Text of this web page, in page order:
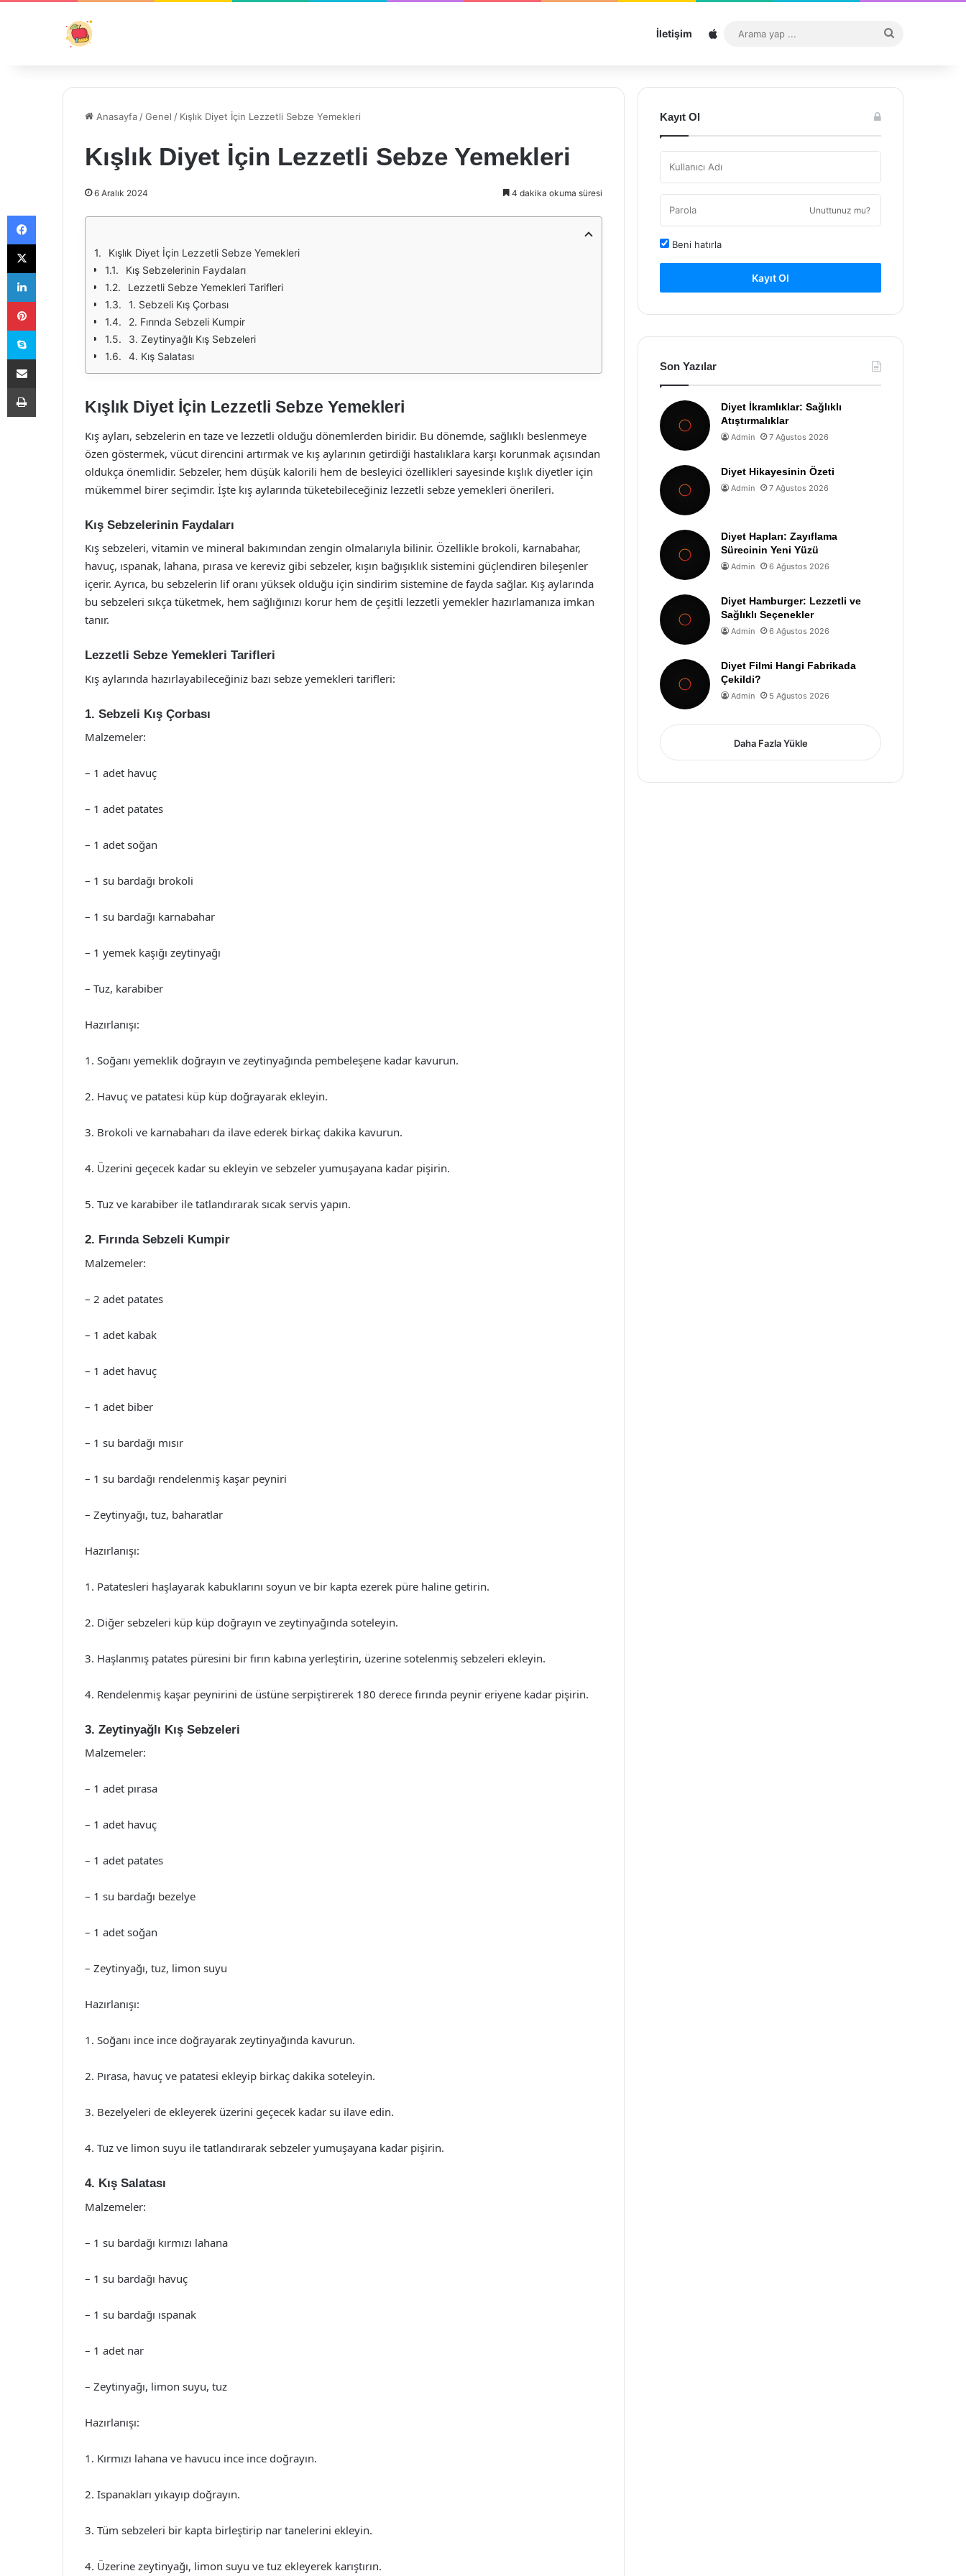
İletişim Sitemap
...
Anasayfa /Genel / Kışlık Diyet İçin Lezzetli Sebze Yemekleri
Kışlık Diyet İçin Lezzetli Sebze Yemekleri
6 Aralık 2024 4 dakika okuma süresi
Kışlık Diyet İçin Lezzetli Sebze Yemekleri
Kış Sebzelerinin Faydaları
Lezzetli Sebze Yemekleri Tarifleri
1. Sebzeli Kış Çorbası
2. Fırında Sebzeli Kumpir
3. Zeytinyağlı Kış Sebzeleri
4. Kış Salatası
Kışlık Diyet İçin Lezzetli Sebze Yemekleri
Kış ayları, sebzelerin en taze ve lezzetli olduğu dönemlerden biridir. Bu dönemde, sağlıklı beslenmeye
özen göstermek, vücut direncini artırmak ve kış aylarının getirdiği hastalıklara karşı korunmak açısından
oldukça önemlidir. Sebzeler, hem düşük kalorili hem de besleyici özellikleri sayesinde kışlık diyetler için
mükemmel birer seçimdir. İşte kış aylarında tüketebileceğiniz lezzetli sebze yemekleri önerileri.
Kış Sebzelerinin Faydaları
Kış sebzeleri, vitamin ve mineral bakımından zengin olmalarıyla bilinir. Özellikle brokoli, karnabahar,
havuç, ıspanak, lahana, pırasa ve kereviz gibi sebzeler, kışın bağışıklık sistemini güçlendiren bileşenler
içerir. Ayrıca, bu sebzelerin lif oranı yüksek olduğu için sindirim sistemine de fayda sağlar. Kış aylarında
bu sebzeleri sıkça tüketmek, hem sağlığınızı korur hem de çeşitli lezzetli yemekler hazırlamanıza imkan
tanır.
Lezzetli Sebze Yemekleri Tarifleri
Kış aylarında hazırlayabileceğiniz bazı sebze yemekleri tarifleri:
1. Sebzeli Kış Çorbası
Malzemeler:
– 1 adet havuç
– 1 adet patates
– 1 adet soğan
– 1 su bardağı brokoli
– 1 su bardağı karnabahar
– 1 yemek kaşığı zeytinyağı
– Tuz, karabiber
Hazırlanışı:
1. Soğanı yemeklik doğrayın ve zeytinyağında pembeleşene kadar kavurun.
2. Havuç ve patatesi küp küp doğrayarak ekleyin.
3. Brokoli ve karnabaharı da ilave ederek birkaç dakika kavurun.
4. Üzerini geçecek kadar su ekleyin ve sebzeler yumuşayana kadar pişirin.
5. Tuz ve karabiber ile tatlandırarak sıcak servis yapın.
2. Fırında Sebzeli Kumpir
Malzemeler:
– 2 adet patates
– 1 adet kabak
– 1 adet havuç
– 1 adet biber
– 1 su bardağı mısır
– 1 su bardağı rendelenmiş kaşar peyniri
– Zeytinyağı, tuz, baharatlar
Hazırlanışı:
1. Patatesleri haşlayarak kabuklarını soyun ve bir kapta ezerek püre haline getirin.
2. Diğer sebzeleri küp küp doğrayın ve zeytinyağında soteleyin.
3. Haşlanmış patates püresini bir fırın kabına yerleştirin, üzerine sotelenmiş sebzeleri ekleyin.
4. Rendelenmiş kaşar peynirini de üstüne serpiştirerek 180 derece fırında peynir eriyene kadar pişirin.
3. Zeytinyağlı Kış Sebzeleri
Malzemeler:
– 1 adet pırasa
– 1 adet havuç
– 1 adet patates
– 1 su bardağı bezelye
– 1 adet soğan
– Zeytinyağı, tuz, limon suyu
Hazırlanışı:
1. Soğanı ince ince doğrayarak zeytinyağında kavurun.
2. Pırasa, havuç ve patatesi ekleyip birkaç dakika soteleyin.
3. Bezelyeleri de ekleyerek üzerini geçecek kadar su ilave edin.
4. Tuz ve limon suyu ile tatlandırarak sebzeler yumuşayana kadar pişirin.
4. Kış Salatası
Malzemeler:
– 1 su bardağı kırmızı lahana
– 1 su bardağı havuç
– 1 su bardağı ıspanak
– 1 adet nar
– Zeytinyağı, limon suyu, tuz
Hazırlanışı:
1. Kırmızı lahana ve havucu ince ince doğrayın.
2. Ispanakları yıkayıp doğrayın.
3. Tüm sebzeleri bir kapta birleştirip nar tanelerini ekleyin.
4. Üzerine zeytinyağı, limon suyu ve tuz ekleyerek karıştırın.
Kayıt Ol
Unuttunuz mu?
Beni hatırla
Kayıt Ol
Son Yazılar
Diyet İkramlıklar: Sağlıklı
Atıştırmalıklar
Admin 7 Ağustos 2026
Diyet Hikayesinin Özeti
Admin 7 Ağustos 2026
Diyet Hapları: Zayıflama
Sürecinin Yeni Yüzü
Admin 6 Ağustos 2026
Diyet Hamburger: Lezzetli ve
Sağlıklı Seçenekler
Admin 6 Ağustos 2026
Diyet Filmi Hangi Fabrikada
Çekildi?
Admin 5 Ağustos 2026
Daha Fazla Yükle
Facebook
X
LinkedIn
Pinterest
Skype
E-Posta ile paylaş